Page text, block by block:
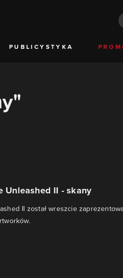
PUBLICYSTYKA
Unleashed II - skany
II został wreszcie